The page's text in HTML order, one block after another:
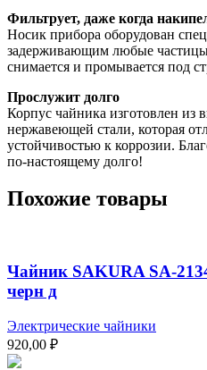
Фильтрует, даже когда
Носик прибора оборудован
задерживающим любые
снимается и промывается под
Прослужит долго
Корпус чайника изготовлен из
нержавеющей стали, которая
устойчивостью к коррозии.
по-настоящему долго!
Похожие товары
Чайник SAKURA SA-
черн д
Электрические чайники
920,00 ₽